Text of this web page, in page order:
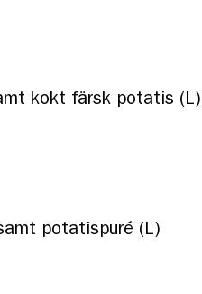
kokt färsk potatis (L)
potatispuré (L)